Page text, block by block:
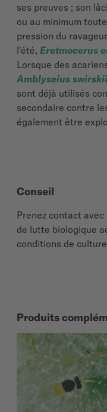
ses preuves ; son
ou au minimum
pression du
l'été, Eretmocerus
Lorsque des
Amblyseius swirskii
sont déjà utilisés
secondaire contre
également être
Conseil
Prenez contact
de lutte biologique
conditions de
Produits